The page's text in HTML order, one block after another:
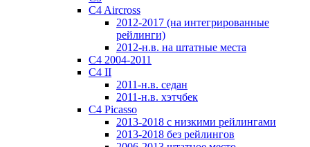
C4 Aircross
2012-2017 (на интегрированные
рейлинги)
2012-н.в. на штатные места
C4 2004-2011
C4 II
2011-н.в. седан
2011-н.в. хэтчбек
C4 Picasso
2013-2018 с низкими рейлингами
2013-2018 без рейлингов